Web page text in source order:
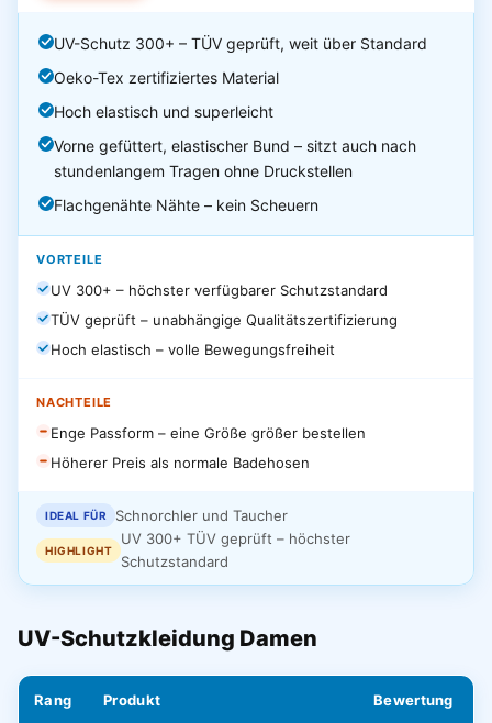
UV-Schutz 300+ – TÜV geprüft, weit über Standard
Oeko-Tex zertifiziertes Material
Hoch elastisch und superleicht
Vorne gefüttert, elastischer Bund – sitzt auch nach
stundenlangem Tragen ohne Druckstellen
Flachgenähte Nähte – kein Scheuern
VORTEILE
UV 300+ – höchster verfügbarer Schutzstandard
TÜV geprüft – unabhängige Qualitätszertifizierung
Hoch elastisch – volle Bewegungsfreiheit
NACHTEILE
Enge Passform – eine Größe größer bestellen
Höherer Preis als normale Badehosen
IDEAL FÜR Schnorchler und Taucher
HIGHLIGHT
UV 300+ TÜV geprüft – höchster
Schutzstandard
UV-Schutzkleidung Damen
Rang Produkt Bewertung